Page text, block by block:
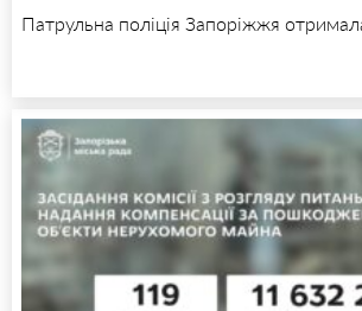
Патрульна поліція Запоріжжя